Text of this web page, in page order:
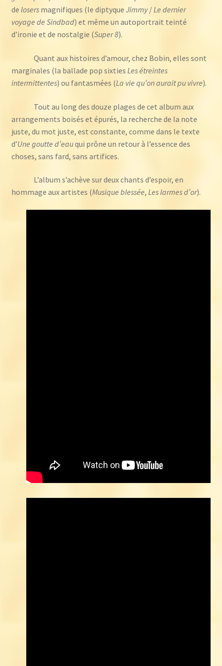
de losersmagnifiques (le diptyque Jimmy/Le dernier
voyage de Sindbad) et même un autoportrait teinté
d’ironie et de nostalgie (Super 8).
Quant aux histoires d’amour, chez Bobin, elles sont
marginales (la ballade pop sixties Les étreintes
intermittentes) ou fantasmées (La vie qu’on aurait pu vivre).
Tout au long des douze plages de cet album aux
arrangements boisés et épurés, la recherche de la note
juste, du mot juste, est constante, comme dans le texte
d’Une goutte d’eauqui prône un retour à l’essence des
choses, sans fard, sans artifices.
L’album s’achève sur deux chants d’espoir, en
hommage aux artistes (Musique blessée, Les larmes d’or).